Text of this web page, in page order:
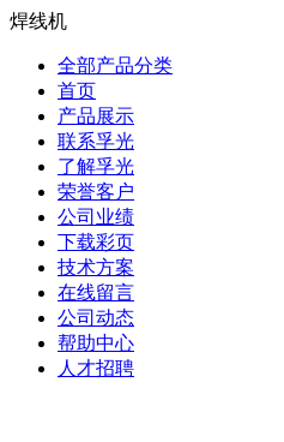
焊线机
全部产品分类
首页
产品展示
联系孚光
了解孚光
荣誉客户
公司业绩
下载彩页
技术方案
在线留言
公司动态
帮助中心
人才招聘